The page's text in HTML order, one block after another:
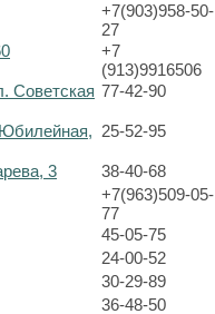
+7(903)958-50-
27
+7
(913)9916506
Советская 77-42-90
25-52-95
3
38-40-68
+7(963)509-05-
77
45-05-75
24-00-52
30-29-89
36-48-50